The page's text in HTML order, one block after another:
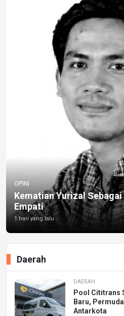
OPINI
Kematian Yurizal
Empati
1 hari yang lalu
Daerah
DAERAH
Pool Cititrans
Baru,
Antarkota